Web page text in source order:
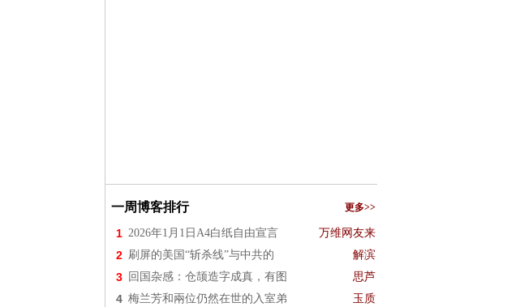
一周博客排行 更多>>
1 2026年1月1日A4白纸自由宣言 万维网友来
2 刷屏的美国“斩杀线”与中共的 解滨
3 回国杂感：仓颉造字成真，有图 思芦
4 梅兰芳和兩位仍然在世的入室弟 玉质